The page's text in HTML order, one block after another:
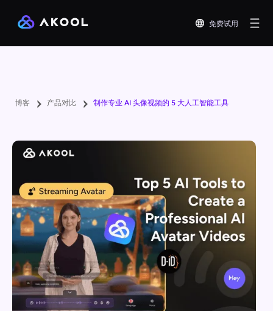
免费试用
博客 产品对比 制作专业 AI 头像视频的 5 大人工智能工具